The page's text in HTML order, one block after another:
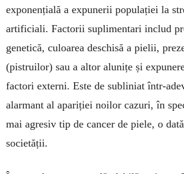
exponențială a expunerii populației la
artificiali. Factorii suplimentari includ
genetică, culoarea deschisă a pielii,
(pistruilor) sau a altor alunițe și
factori externi. Este de subliniat într-
alarmant al apariției noilor cazuri, în
mai agresiv tip de cancer de piele, o
societății.